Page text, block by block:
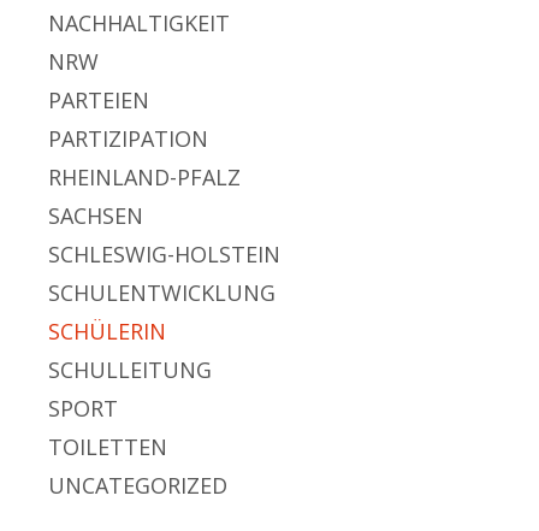
NACHHALTIGKEIT
NRW
PARTEIEN
PARTIZIPATION
RHEINLAND-PFALZ
SACHSEN
SCHLESWIG-HOLSTEIN
SCHULENTWICKLUNG
SCHÜLERIN
SCHULLEITUNG
SPORT
TOILETTEN
UNCATEGORIZED